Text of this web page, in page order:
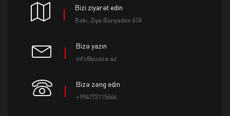
Bizi ziyarət edin
Bakı, Ziya Bünyadov 67A
Bizə yazın
info@yuasa.az
Bizə zəng edin
+994773115666